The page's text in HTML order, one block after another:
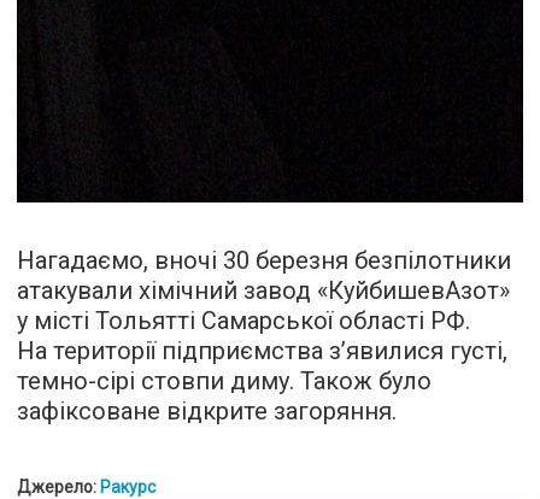
Нагадаємо, вночі 30 березня безпілотники
атакували хімічний завод «КуйбишевАзот»
у місті Тольятті Самарської області РФ.
На території підприємства з’явилися густі,
темно-сірі стовпи диму. Також було
зафіксоване відкрите загоряння.
Джерело: Ракурс